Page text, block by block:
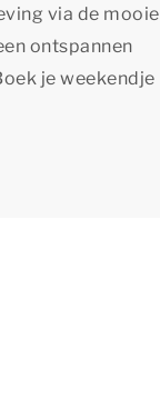
via de mooie
ontspannen
je weekendje